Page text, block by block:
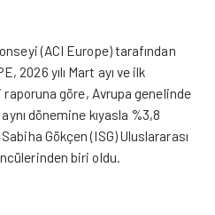
(ACI Europe) tarafından
2026 yılı Mart ayı ve ilk
göre, Avrupa genelinde
dönemine kıyasla %3,8
Gökçen (ISG) Uluslararası
biri oldu.